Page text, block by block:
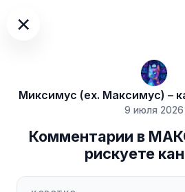
×
Миксимус (ex. Максимус) –
9 июля 2026
Комментарии в
рискуете